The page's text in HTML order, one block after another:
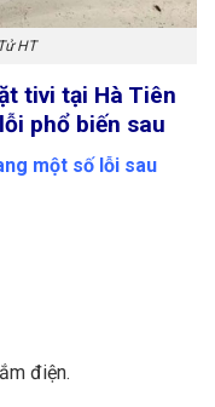
HT
tivi tại Hà Tiên
phổ biến sau
một số lỗi sau
điện.